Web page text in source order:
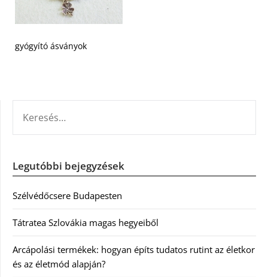
gyógyító ásványok
Legutóbbi bejegyzések
Szélvédőcsere Budapesten
Tátratea Szlovákia magas hegyeiből
Arcápolási termékek: hogyan építs tudatos rutint az életkor
és az életmód alapján?